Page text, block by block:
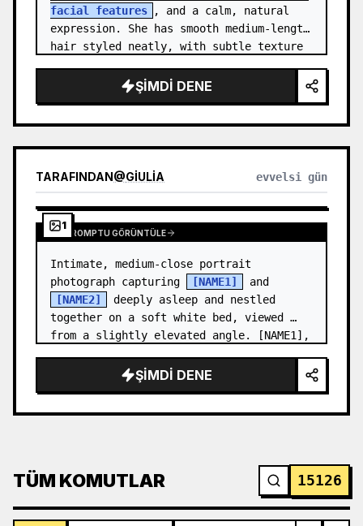
facial features
, and a calm, natural
expression. She has smooth medium-length
hair styled neatly, with subtle texture
ŞIMDI DENE
TARAFINDAN@GIULIA evvelsi gün
1
TAM PROMPTU GÖRÜNTÜLE
Intimate, medium-close portrait
photograph capturing
[NAME1]
[NAME2]
deeply asleep and nestled
together on a soft white bed, viewed
from a slightly elevated angle. [NAME1],
ŞIMDI DENE
TÜM KOMUTLAR 15126